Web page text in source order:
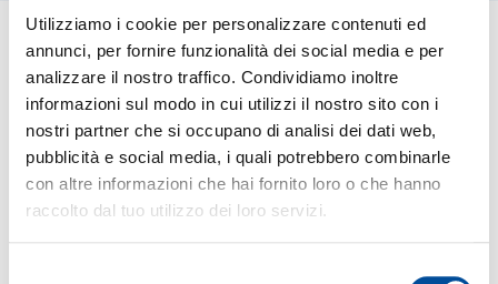
Utilizziamo i cookie per personalizzare contenuti ed
annunci, per fornire funzionalità dei social media e per
analizzare il nostro traffico. Condividiamo inoltre
informazioni sul modo in cui utilizzi il nostro sito con i
nostri partner che si occupano di analisi dei dati web,
pubblicità e social media, i quali potrebbero combinarle
con altre informazioni che hai fornito loro o che hanno
raccolto dal tuo utilizzo dei loro servizi.